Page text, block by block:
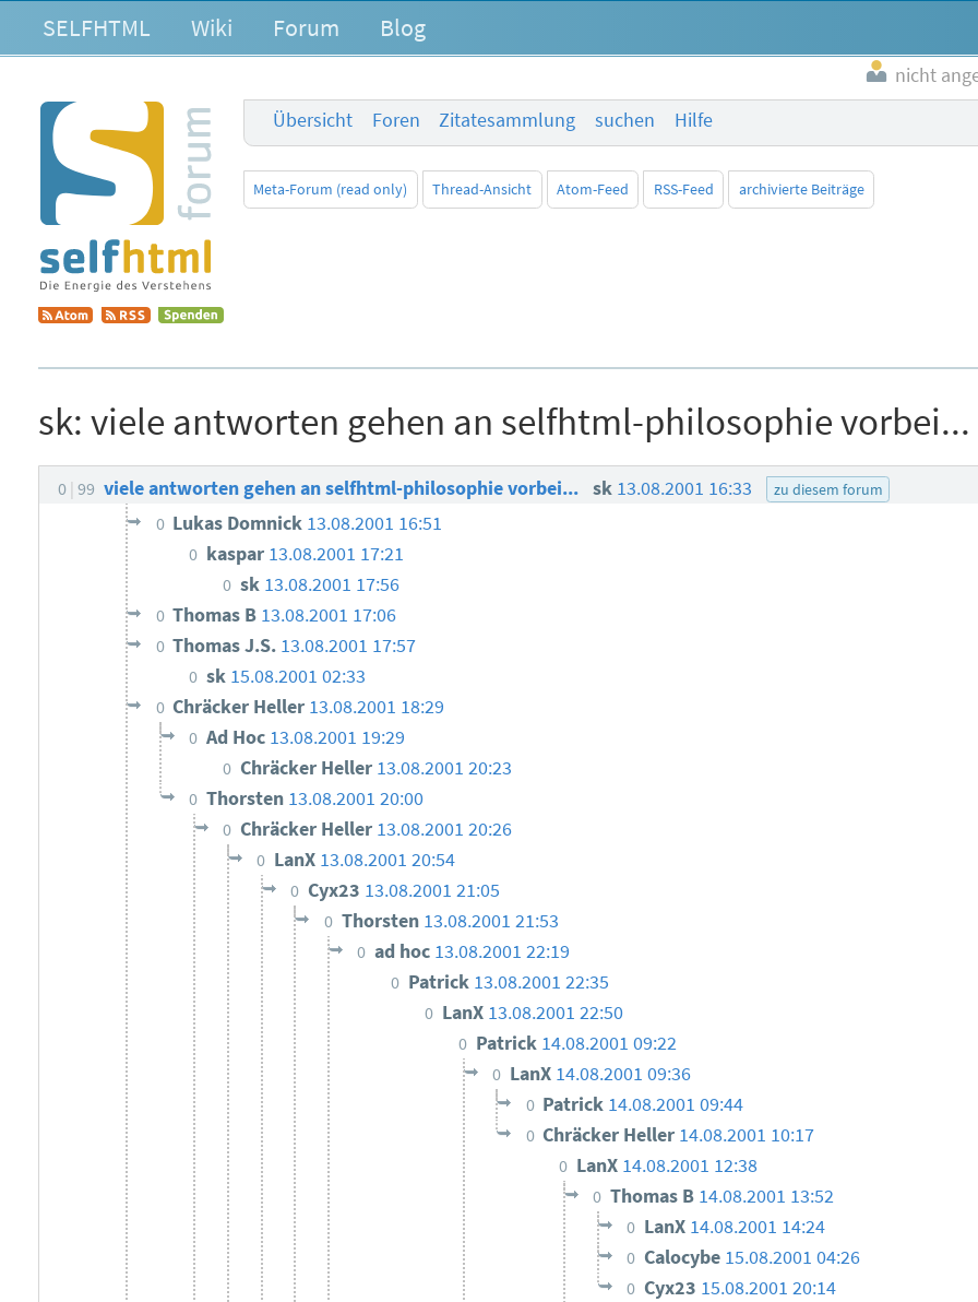
SELFHTML Wiki Forum Blog
nicht
Übersicht
Foren Zitatesammlung suchen Hilfe
Meta-Forum (read only) Thread-Ansicht Atom-Feed RSS-Feed archivierte Beiträge
sk: viele antworten gehen an selfhtml-philosophie vorbei...
0 99 viele antworten gehen an selfhtml-philosophie vorbei... sk 13.08.2001 16:33 zu diesem forum
0 Lukas Domnick 13.08.2001 16:51
0 kaspar 13.08.2001 17:21
0 sk 13.08.2001 17:56
0 Thomas B 13.08.2001 17:06
0 Thomas J.S. 13.08.2001 17:57
0 sk 15.08.2001 02:33
0 Chräcker Heller 13.08.2001 18:29
0 Ad Hoc 13.08.2001 19:29
0 Chräcker Heller 13.08.2001 20:23
0 Thorsten 13.08.2001 20:00
0 Chräcker Heller 13.08.2001 20:26
0 LanX 13.08.2001 20:54
0 Cyx23 13.08.2001 21:05
0 Thorsten 13.08.2001 21:53
0 ad hoc 13.08.2001 22:19
0 Patrick 13.08.2001 22:35
0 LanX 13.08.2001 22:50
0 Patrick 14.08.2001 09:22
0 LanX 14.08.2001 09:36
0 Patrick 14.08.2001 09:44
0 Chräcker Heller 14.08.2001 10:17
0 LanX 14.08.2001 12:38
0 Thomas B 14.08.2001 13:52
0 LanX 14.08.2001 14:24
0 Calocybe 15.08.2001 04:26
0 Cyx23 15.08.2001 20:14